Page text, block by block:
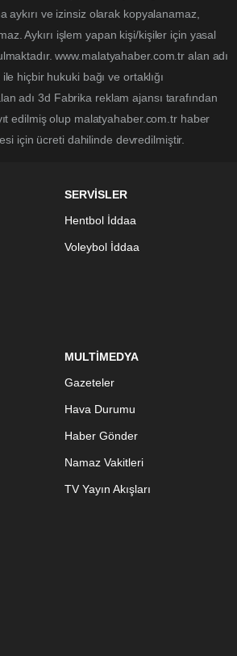
aykırı ve izinsiz olarak kopyalanamaz,
Aykırı işlem yapan kişi/kişiler için yasal
www.malatyahaber.com.tr alan adı
hiçbir hukuki bağı ve ortaklığı
adı 3d Fabrika reklam ajansı tarafından
edilmiş olup malatyahaber.com.tr haber
için ücreti dahilinde devredilmiştir.
SERVİSLER
Hentbol İddaa
Voleybol İddaa
MULTİMEDYA
Gazeteler
Hava Durumu
Haber Gönder
Namaz Vakitleri
TV Yayın Akışları